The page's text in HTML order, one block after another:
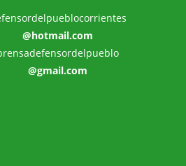
@hotmail.com
@gmail.com